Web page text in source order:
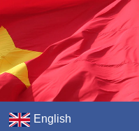
English